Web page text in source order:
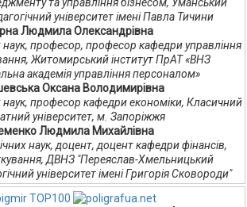
та управління бізнесом, Уманський
університет імені Павла Тичини
Людмила Олександрівна
професор, професор кафедри управління
Житомирський інститут ПрАТ «ВНЗ
академія управління персоналом»
Оксана Володимирівна
професор кафедри економіки, Класичний
університет, м. Запоріжжя
Людмила Михайлівна
наук, доцент, доцент кафедри фінансів,
ДВНЗ "Переяслав-Хмельницький
університет імені Григорія Сковороди"